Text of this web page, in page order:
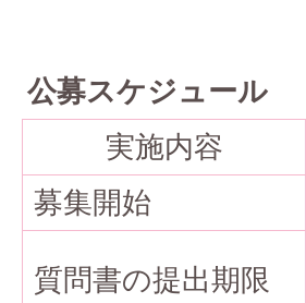
公募スケジュール
実施内容
募集開始
質問書の提出期限